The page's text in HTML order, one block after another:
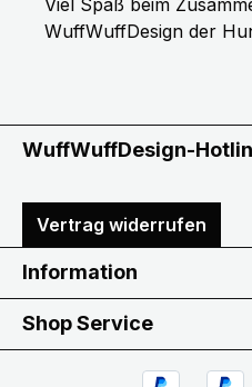
Viel Spaß beim
WuffWuffDesign der
WuffWuffDesign-
Vertrag widerrufen
Information
Shop Service